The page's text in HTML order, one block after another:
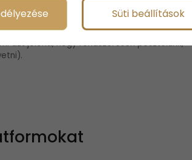
lépésnek tűnhet digitális
azokat, akik még nem tudnak rólad. Mint
közönségeket próbálunk elérni a közösségi
azt jelenti, hogy rendszeresen posztolunk,
Süti beállítások